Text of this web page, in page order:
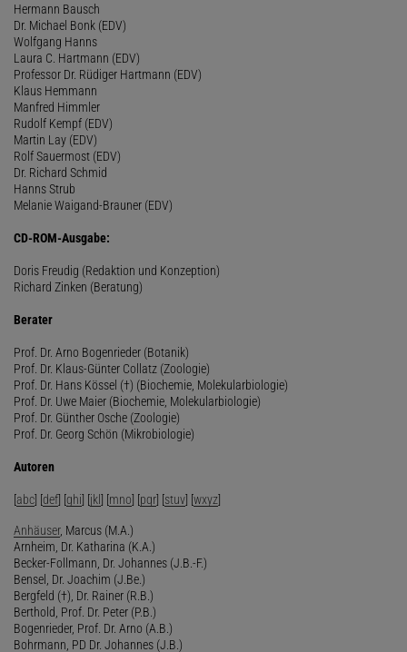
Hermann Bausch
Dr. Michael Bonk (EDV)
Wolfgang Hanns
Laura C. Hartmann (EDV)
Professor Dr. Rüdiger Hartmann (EDV)
Klaus Hemmann
Manfred Himmler
Rudolf Kempf (EDV)
Martin Lay (EDV)
Rolf Sauermost (EDV)
Dr. Richard Schmid
Hanns Strub
Melanie Waigand-Brauner (EDV)
CD-ROM-Ausgabe:
Doris Freudig (Redaktion und Konzeption)
Richard Zinken (Beratung)
Berater
Prof. Dr. Arno Bogenrieder (Botanik)
Prof. Dr. Klaus-Günter Collatz (Zoologie)
Prof. Dr. Hans Kössel (†) (Biochemie, Molekularbiologie)
Prof. Dr. Uwe Maier (Biochemie, Molekularbiologie)
Prof. Dr. Günther Osche (Zoologie)
Prof. Dr. Georg Schön (Mikrobiologie)
Autoren
[abc] [def] [ghi] [jkl] [mno] [pqr] [stuv] [wxyz]
Anhäuser, Marcus (M.A.)
Arnheim, Dr. Katharina (K.A.)
Becker-Follmann, Dr. Johannes (J.B.-F.)
Bensel, Dr. Joachim (J.Be.)
Bergfeld (†), Dr. Rainer (R.B.)
Berthold, Prof. Dr. Peter (P.B.)
Bogenrieder, Prof. Dr. Arno (A.B.)
Bohrmann, PD Dr. Johannes (J.B.)